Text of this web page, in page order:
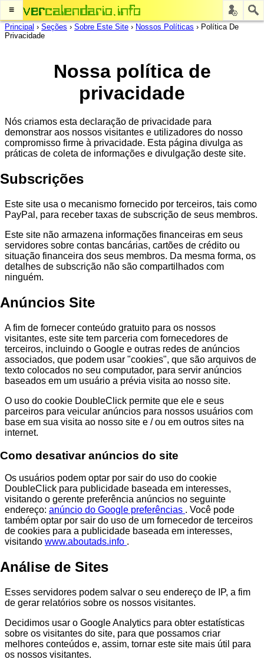
≡
Principal › Seções › Sobre Este Site › Nossos Políticas › Política De
Privacidade
Nossa política de
privacidade
Nós criamos esta declaração de privacidade para
demonstrar aos nossos visitantes e utilizadores do nosso
compromisso firme à privacidade. Esta página divulga as
práticas de coleta de informações e divulgação deste site.
Subscrições
Este site usa o mecanismo fornecido por terceiros, tais como
PayPal, para receber taxas de subscrição de seus membros.
Este site não armazena informações financeiras em seus
servidores sobre contas bancárias, cartões de crédito ou
situação financeira dos seus membros. Da mesma forma, os
detalhes de subscrição não são compartilhados com
ninguém.
Anúncios Site
A fim de fornecer conteúdo gratuito para os nossos
visitantes, este site tem parceria com fornecedores de
terceiros, incluindo o Google e outras redes de anúncios
associados, que podem usar "cookies", que são arquivos de
texto colocados no seu computador, para servir anúncios
baseados em um usuário a prévia visita ao nosso site.
O uso do cookie DoubleClick permite que ele e seus
parceiros para veicular anúncios para nossos usuários com
base em sua visita ao nosso site e / ou em outros sites na
internet.
Como desativar anúncios do site
Os usuários podem optar por sair do uso do cookie
DoubleClick para publicidade baseada em interesses,
visitando o gerente preferência anúncios no seguinte
endereço: anúncio do Google preferências . Você pode
também optar por sair do uso de um fornecedor de terceiros
de cookies para a publicidade baseada em interesses,
visitando www.aboutads.info .
Análise de Sites
Esses servidores podem salvar o seu endereço de IP, a fim
de gerar relatórios sobre os nossos visitantes.
Decidimos usar o Google Analytics para obter estatísticas
sobre os visitantes do site, para que possamos criar
melhores conteúdos e, assim, tornar este site mais útil para
os nossos visitantes.